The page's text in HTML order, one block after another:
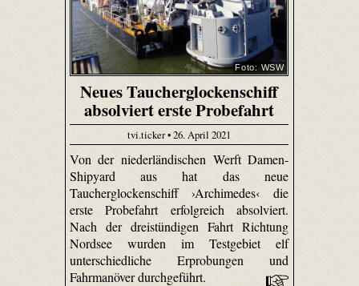
Foto: WSW
Neues Taucherglockenschiff
absolviert erste Probefahrt
tvi.ticker • 26. April 2021
Von der niederländischen Werft Damen-
Shipyard aus hat das neue
Taucherglockenschiff ›Archimedes‹ die
erste Probefahrt erfolgreich absolviert.
Nach der dreistündigen Fahrt Richtung
Nordsee wurden im Testgebiet elf
unterschiedliche Erprobungen und
Fahrmanöver durchgeführt.